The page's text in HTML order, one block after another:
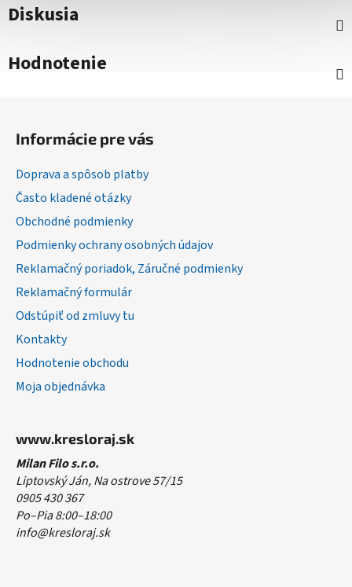
Diskusia
Hodnotenie
Informácie pre vás
Doprava a spôsob platby
Často kladené otázky
Obchodné podmienky
Podmienky ochrany osobných údajov
Reklamačný poriadok, Záručné podmienky
Reklamačný formulár
Odstúpiť od zmluvy tu
Kontakty
Hodnotenie obchodu
Moja objednávka
www.kresloraj.sk
Milan Filo s.r.o.
Liptovský Ján, Na ostrove 57/15
0905 430 367
Po–Pia 8:00–18:00
info@kresloraj.sk